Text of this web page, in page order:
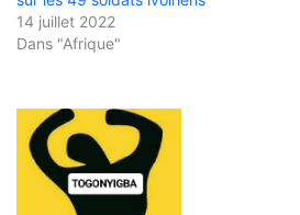
14 juillet 2022
Dans "Afrique"